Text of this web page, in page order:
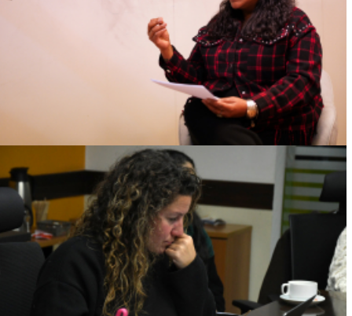
RACISMO Y EL PATRIARCADO
Ver más
REFERENTES DE EQUIDAD Y GÉNERO
FORTALECEN EL TRABAJO CONJUNTO
HACIA LA IMPLEMENTACIÓN DEL NIVEL III
DEL MODELO DE CALIDAD CON EQUIDAD
DE GÉNERO